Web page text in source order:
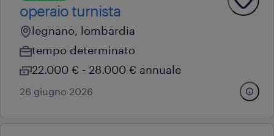
operaio turnista
legnano, lombardia
tempo determinato
22.000 € - 28.000 € annuale
26 giugno 2026